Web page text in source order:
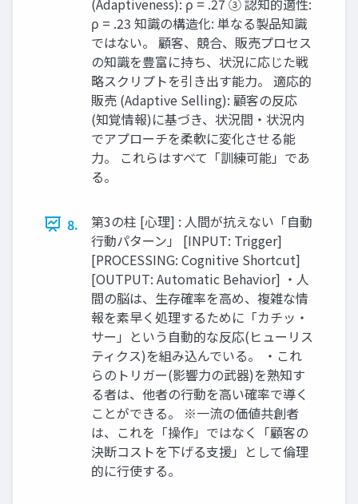
ρ = .23 知識の構造化: 単なる製品知識
ではない。 顧客、競合、販売プロセス
の知識を豊富に持ち、状況に応じた戦
略スクリプトを引き出す能力。 適応的
販売 (Adaptive Selling): 顧客の反応
(知覚情報)に基づき、状況間・状況内
でアプローチを柔軟に変化させる能
力。 これらはすべて「訓練可能」であ
る。
8.
第3の柱 [心理] : 人間が抗えない「自動
行動パターン」 [INPUT: Trigger]
[PROCESSING: Cognitive Shortcut]
[OUTPUT: Automatic Behavior] ・人
間の脳は、生存確率を高め、複雑な情
報を素早く処理するために「カチッ・
サー」という自動的な反応(ヒューリス
ティクス)を組み込んでいる。 ・これ
らのトリガー(影響力の武器)を熟知す
る者は、他者の行動を高い確率で導く
ことができる。 ※一流の価値共創者
は、これを「操作」ではなく「顧客の
決断コストを下げる支援」として倫理
的に行使する。